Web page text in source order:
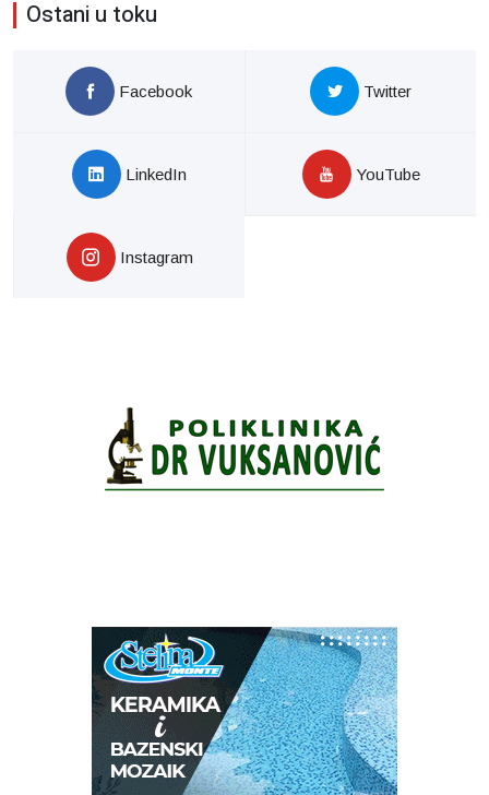
Ostani u toku
Facebook Twitter
LinkedIn YouTube
Instagram